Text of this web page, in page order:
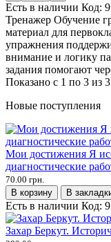
Есть в наличии Код:
Тренажер Обучение
материал для
упражнения
внимание и логику
задания помогают
Показано с 1 по 3 из
Новые поступления
Мои достижения Я
диагностические
70.00 грн.
В корзину
В
Есть в наличии Код:
Захар Беркут.